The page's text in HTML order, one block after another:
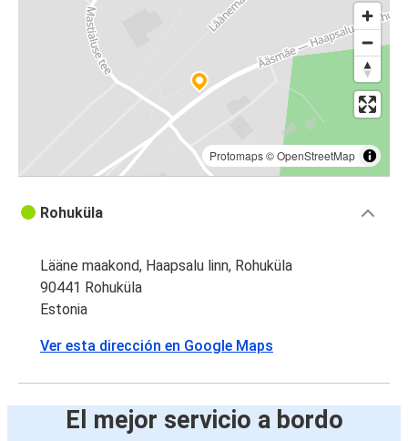
Protomaps©OpenStreetMap
Rohuküla
Lääne maakond, Haapsalu linn, Rohuküla
90441 Rohuküla
Estonia
Ver esta dirección en Google Maps
El mejor servicio a bordo